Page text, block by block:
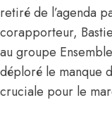
retiré de l’agenda
corapporteur,
au groupe
déploré le manque
cruciale pour le